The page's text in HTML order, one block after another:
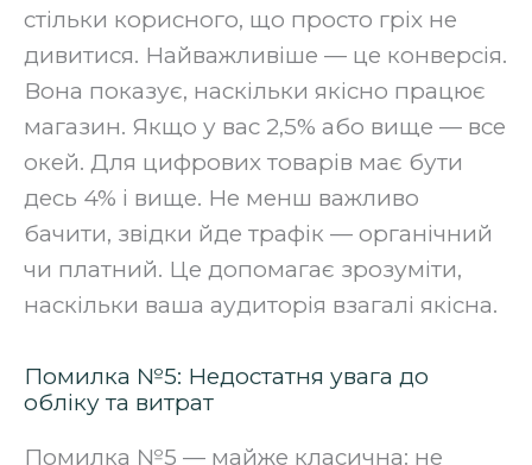
стільки корисного, що просто гріх не
дивитися. Найважливіше — це конверсія.
Вона показує, наскільки якісно працює
магазин. Якщо у вас 2,5% або вище — все
окей. Для цифрових товарів має бути
десь 4% і вище. Не менш важливо
бачити, звідки йде трафік — органічний
чи платний. Це допомагає зрозуміти,
наскільки ваша аудиторія взагалі якісна.
Помилка №5: Недостатня увага до
обліку та витрат
Помилка №5 — майже класична: не